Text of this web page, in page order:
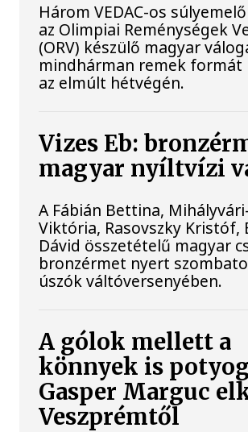
Három VEDAC-os
az Olimpiai Reménységek
(ORV) készülő magyar
mindhárman remek
az elmúlt hétvégén.
Vizes Eb:
magyar nyíltvízi
A Fábián Bettina,
Viktória, Rasovszky Kristóf,
Dávid összetételű magyar
bronzérmet nyert
úszók váltóversenyében.
A gólok mellett a
könnyek is
Gasper Marguc
Veszprémtől